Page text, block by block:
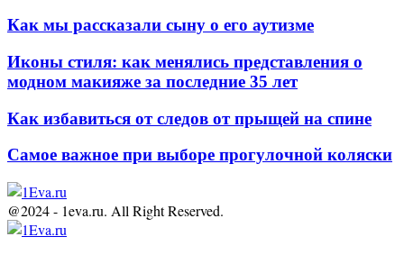
Как мы рассказали сыну о его аутизме
Иконы стиля: как менялись представления о
модном макияже за последние 35 лет
Как избавиться от следов от прыщей на спине
Самое важное при выборе прогулочной коляски
@2024 - 1eva.ru. All Right Reserved.